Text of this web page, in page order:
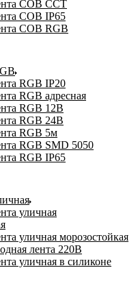
COB CCT
COB IP65
COB RGB
RGB IP20
RGB адресная
RGB 12В
RGB 24В
RGB 5м
RGB SMD 5050
RGB IP65
уличная
уличная морозостойкая
лента 220В
уличная в силиконе